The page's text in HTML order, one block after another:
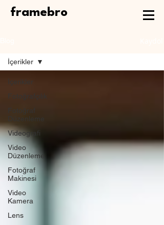
framebro
İçerikler
Fotoğrafçılık
Fotoğraf
Düzenleme
Videografi
Video
Düzenleme
Fotoğraf
Makinesi
Video
Kamera
Lens
İçerikler